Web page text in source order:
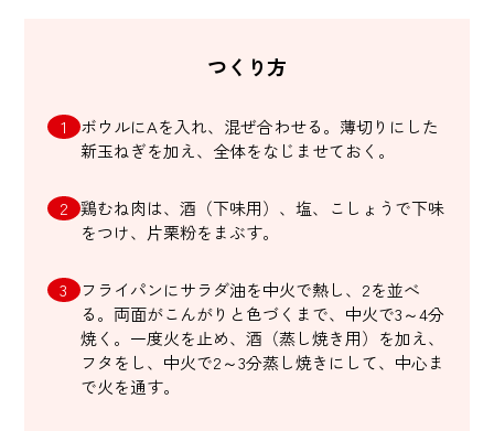
つくり方
ボウルにAを入れ、混ぜ合わせる。薄切りにした
新玉ねぎを加え、全体をなじませておく。
鶏むね肉は、酒（下味用）、塩、こしょうで下味
をつけ、片栗粉をまぶす。
フライパンにサラダ油を中火で熱し、2を並べ
る。両面がこんがりと色づくまで、中火で3～4分
焼く。一度火を止め、酒（蒸し焼き用）を加え、
フタをし、中火で2～3分蒸し焼きにして、中心ま
で火を通す。